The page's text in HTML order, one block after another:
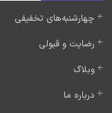
چهارشنبه‌های تخفیفی
رضایت و قبولی
وبلاگ
درباره ما